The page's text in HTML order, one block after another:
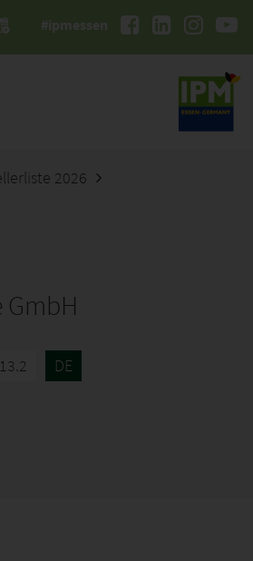
#ipmessen
2026
GmbH
DE